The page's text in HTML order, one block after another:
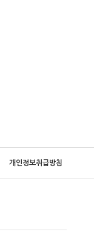
개인정보취급방침